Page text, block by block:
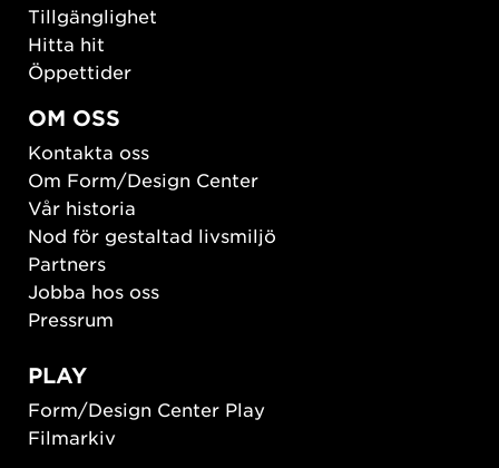
Tillgänglighet
Hitta hit
Öppettider
OM OSS
Kontakta oss
Om Form/Design Center
Vår historia
Nod för gestaltad livsmiljö
Partners
Jobba hos oss
Pressrum
PLAY
Form/Design Center Play
Filmarkiv